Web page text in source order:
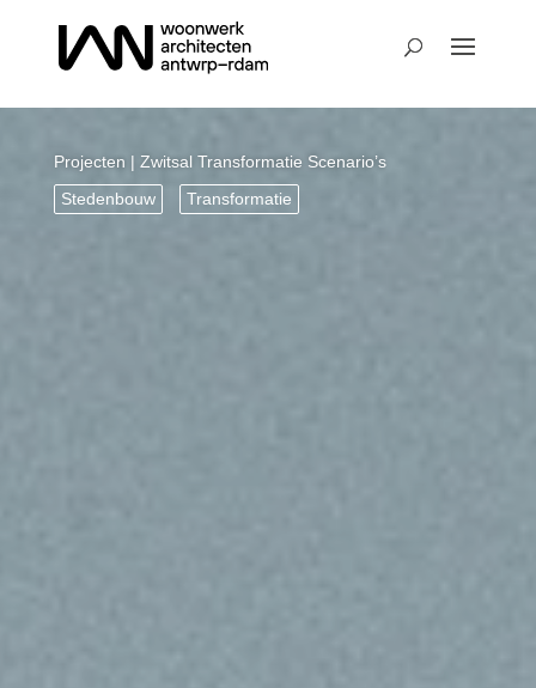
Projecten | Zwitsal Transformatie Scenario’s
Stedenbouw
Transformatie